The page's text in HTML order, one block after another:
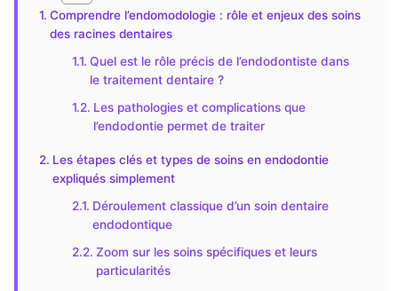
Comprendre l’endomodologie : rôle et enjeux des soins
des racines dentaires
Quel est le rôle précis de l’endodontiste dans
le traitement dentaire ?
Les pathologies et complications que
l’endodontie permet de traiter
Les étapes clés et types de soins en endodontie
expliqués simplement
Déroulement classique d’un soin dentaire
endodontique
Zoom sur les soins spécifiques et leurs
particularités